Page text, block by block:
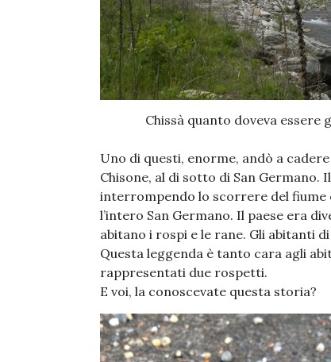
Chissà quanto doveva
Uno di questi, enorme, andò a
Chisone, al di sotto di San
interrompendo lo scorrere del fiume
l’intero San Germano. Il paese era
abitano i rospi e le rane. Gli abitanti
Questa leggenda è tanto cara agli
rappresentati due rospetti.
E voi, la conoscevate questa storia?